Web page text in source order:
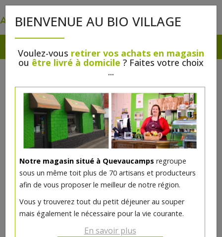
BIENVENUE AU BIO VILLAGE
Voulez-vous retirer vos achats en magasin
ou être livré à domicile ? Faites votre choix
...
Notre magasin situé à Quevaucamps regroupe
sous un même toit plus de 70 artisans et producteurs
afin de vous proposer le meilleur de notre région.
Vous y trouverez tout du petit déjeuner au souper
mais également le nécessaire pour la vie courante.
En savoir plus
Chocolat lait pour pâtisserie
38% cacao bio 200g Kaoka
5.57€/pc
Ce produit est indisponible pour le moment.